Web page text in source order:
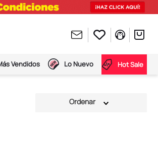
Vendidos Lo Nuevo
Hot Sale